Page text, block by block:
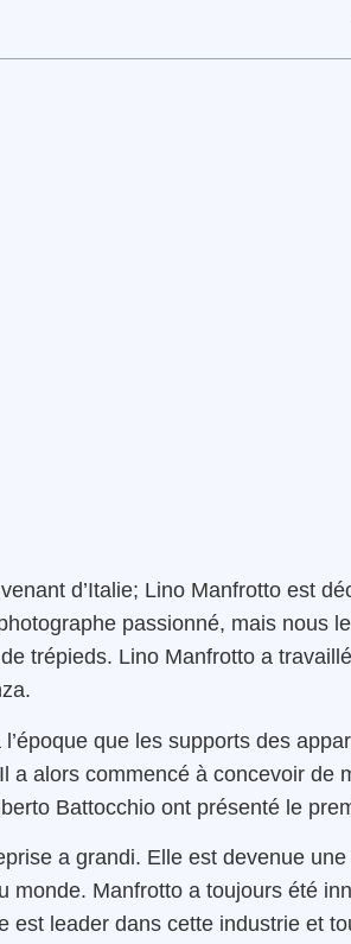
d’Italie; Lino Manfrotto est
passionné, mais nous
trépieds. Lino Manfrotto a
que les supports des
a alors commencé à concevoir de
Battocchio ont présenté le
a grandi. Elle est devenue
monde. Manfrotto a toujours été
est leader dans cette industrie et